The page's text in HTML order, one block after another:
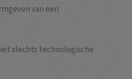
van een
slechts technologische